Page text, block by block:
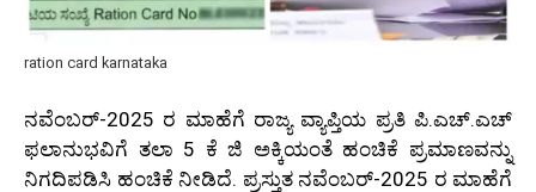
ration card karnataka
ನವೆಂಬರ್-2025 ರ ಮಾಹೆಗೆ ರಾಜ್ಯ ವ್ಯಾಪ್ತಿಯ ಪ್ರತಿ ಪಿ.ಎಚ್.ಎಚ್
ಫಲಾನುಭವಿಗೆ ತಲಾ 5 ಕೆ ಜಿ ಅಕ್ಕಿಯಂತೆ ಹಂಚಿಕೆ ಪ್ರಮಾಣವನ್ನು
ನಿಗದಿಪಡಿಸಿ ಹಂಚಿಕೆ ನೀಡಿದೆ. ಪ್ರಸ್ತುತ ನವೆಂಬರ್-2025 ರ ಮಾಹೆಗೆ